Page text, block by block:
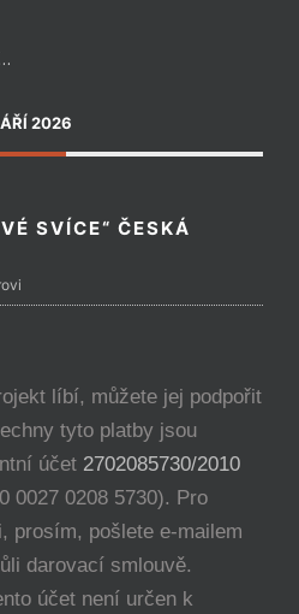
2026
SVÍCE“ ČESKÁ
líbí, můžete jej podpořit
tyto platby jsou
účet 2702085730/2010
0027 0208 5730). Pro
prosím, pošlete e-mailem
darovací smlouvě.
účet není určen k